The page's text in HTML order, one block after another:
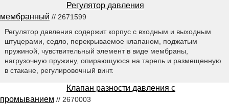
Регулятор давления
мембранный // 2671599
Регулятор давления содержит корпус с входным и выходным
штуцерами, седло, перекрываемое клапаном, поджатым
пружиной, чувствительный элемент в виде мембраны,
нагрузочную пружину, опирающуюся на тарель и размещенную
в стакане, регулировочный винт.
Клапан разности давления с
промыванием // 2670003